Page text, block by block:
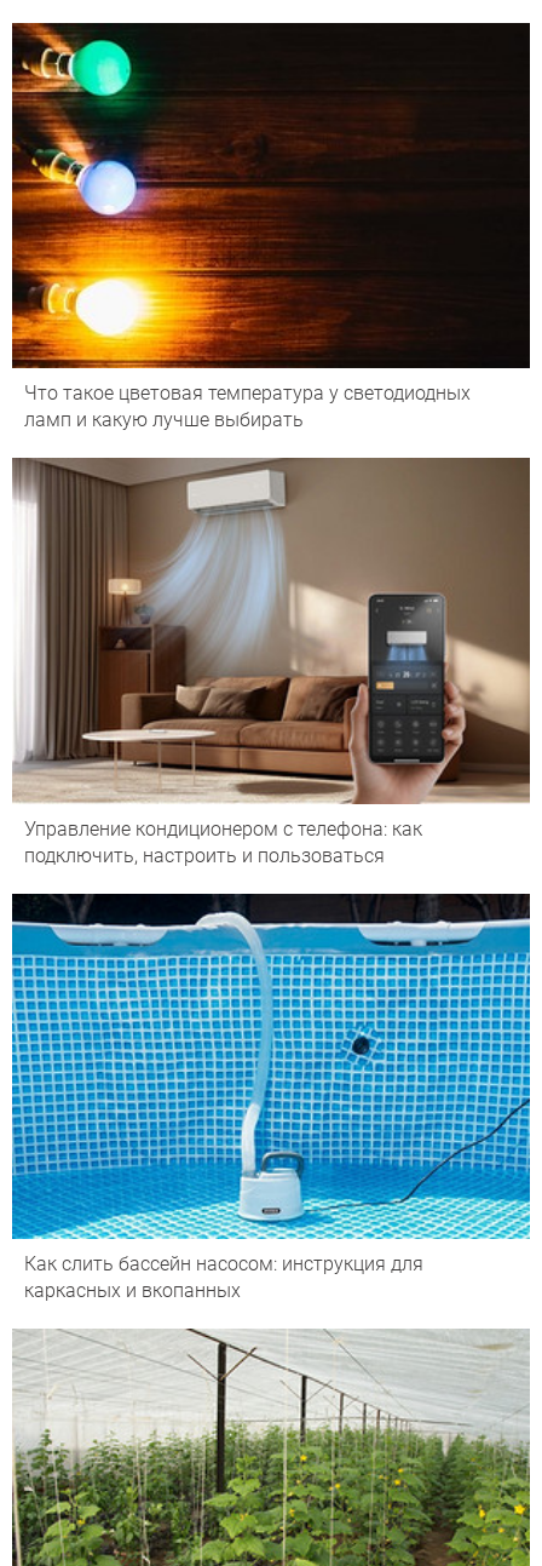
Что такое цветовая температура у светодиодных
ламп и какую лучше выбирать
Управление кондиционером с телефона: как
подключить, настроить и пользоваться
Как слить бассейн насосом: инструкция для
каркасных и вкопанных